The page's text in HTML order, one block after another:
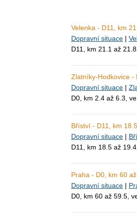
Velenka - D11, km
Dopravní situace |
D11, km 21.1 až
Zlatníky-Hodkovice -
Dopravní situace |
D0, km 2.4 až 6.3,
Bříství - D11, km
Dopravní situace |
D11, km 18.5 až
Praha - D0, km 60
Dopravní situace |
D0, km 60 až 59.5,